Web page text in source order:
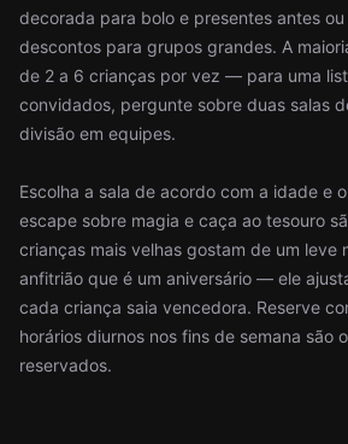
decorada para bolo e presentes antes
descontos para grupos grandes. A
de 2 a 6 crianças por vez — para uma
convidados, pergunte sobre duas salas
divisão em equipes.
Escolha a sala de acordo com a idade e
escape sobre magia e caça ao tesouro
crianças mais velhas gostam de um leve
anfitrião que é um aniversário — ele
cada criança saia vencedora. Reserve
horários diurnos nos fins de semana são
reservados.